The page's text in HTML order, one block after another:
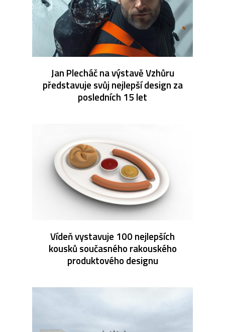
Jan Plecháč na výstavě Vzhůru
představuje svůj nejlepší design za
posledních 15 let
Vídeň vystavuje 100 nejlepších
kousků současného rakouského
produktového designu